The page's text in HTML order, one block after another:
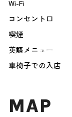
Wi-Fi
コンセント口
喫煙
英語メニュー
車椅子での入店
MAP